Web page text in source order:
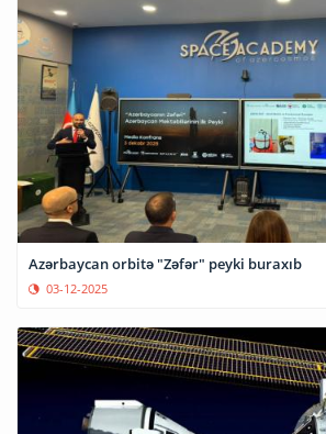
Azərbaycan orbitə "Zəfər" peyki buraxıb
03-12-2025